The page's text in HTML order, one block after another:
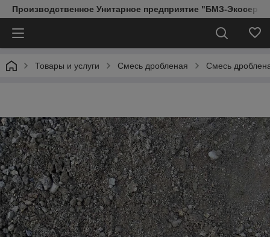
Производственное Унитарное предприятие "БМЗ-
Товары и услуги Смесь дробленая Смесь